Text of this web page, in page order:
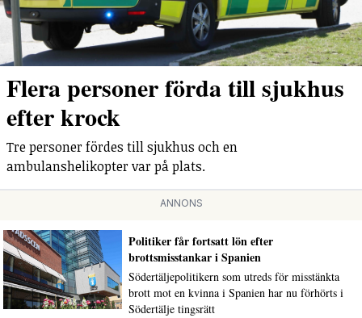
Flera personer förda till sjukhus
efter krock
Tre personer fördes till sjukhus och en
ambulanshelikopter var på plats.
ANNONS
Politiker får fortsatt lön efter
brottsmisstankar i Spanien
Södertäljepolitikern som utreds för misstänkta
brott mot en kvinna i Spanien har nu förhörts i
Södertälje tingsrätt